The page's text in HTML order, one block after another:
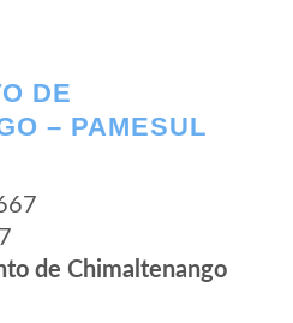
DE
– PAMESUL
de Chimaltenango